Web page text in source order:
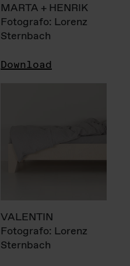
MARTA + HENRIK
Fotografo: Lorenz
Sternbach
Download
VALENTIN
Fotografo: Lorenz
Sternbach